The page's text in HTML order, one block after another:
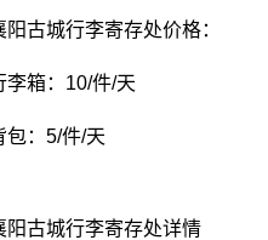
阳古城行李寄存处价格：
李箱：10/件/天
包：5/件/天
阳古城行李寄存处详情